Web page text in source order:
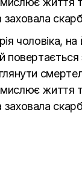
чоловіка,
повертається
життя